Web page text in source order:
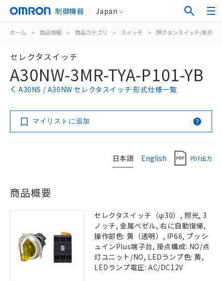
制御機器 Japan
ホーム > 商品情報 > 商品カテゴリ > スイッチ > 押ボタンスイッチ/表示灯
セレクタスイッチ
A30NW-3MR-TYA-P101-YB
A30NS / A30NW セレクタスイッチ 形式仕様一覧
マイリストに追加
日本語 English PDF出力
商品概要
セレクタスイッチ（φ30）, 照光, 3
ノッチ, 金属ベゼル, 右に自動復帰,
操作部色: 黄（透明）, IP66, プッシ
ュインPlus端子台, 接点構成: NO/点
灯ユニット/NO, LEDランプ色: 黄,
LEDランプ電圧: AC/DC12V